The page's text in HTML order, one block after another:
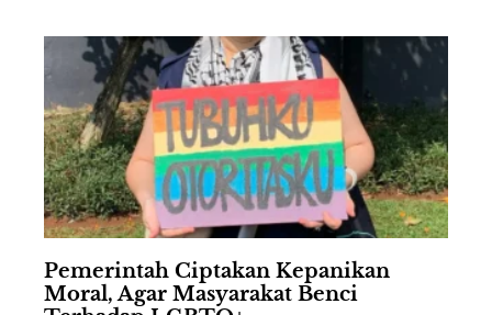
Pemerintah Ciptakan Kepanikan
Moral, Agar Masyarakat Benci